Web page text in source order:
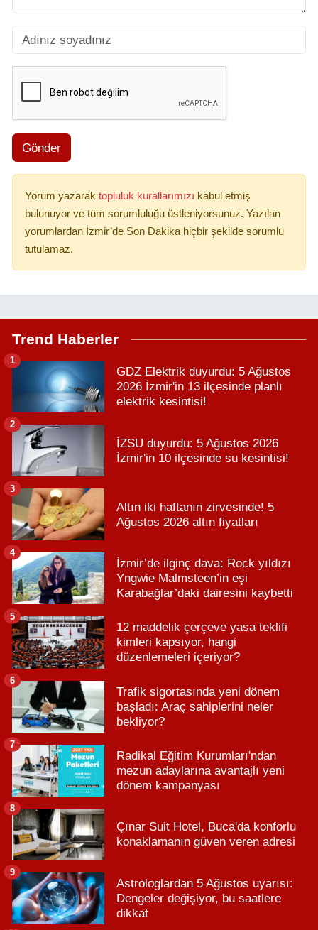
Gönder
Yorum yazarak topluluk kurallarımızı kabul etmiş
bulunuyor ve tüm sorumluluğu üstleniyorsunuz. Yazılan
yorumlardan İzmir’de Son Dakika hiçbir şekilde sorumlu
tutulamaz.
Trend Haberler
GDZ Elektrik duyurdu: 5 Ağustos
2026 İzmir'in 13 ilçesinde planlı
elektrik kesintisi!
1
İZSU duyurdu: 5 Ağustos 2026
İzmir'in 10 ilçesinde su kesintisi!
2
Altın iki haftanın zirvesinde! 5
Ağustos 2026 altın fiyatları
3
İzmir’de ilginç dava: Rock yıldızı
Yngwie Malmsteen’in eşi
Karabağlar’daki dairesini kaybetti
4
12 maddelik çerçeve yasa teklifi
kimleri kapsıyor, hangi
düzenlemeleri içeriyor?
5
Trafik sigortasında yeni dönem
başladı: Araç sahiplerini neler
bekliyor?
6
Radikal Eğitim Kurumları'ndan
mezun adaylarına avantajlı yeni
dönem kampanyası
7
Çınar Suit Hotel, Buca'da konforlu
konaklamanın güven veren adresi
8
Astrologlardan 5 Ağustos uyarısı:
Dengeler değişiyor, bu saatlere
dikkat
9